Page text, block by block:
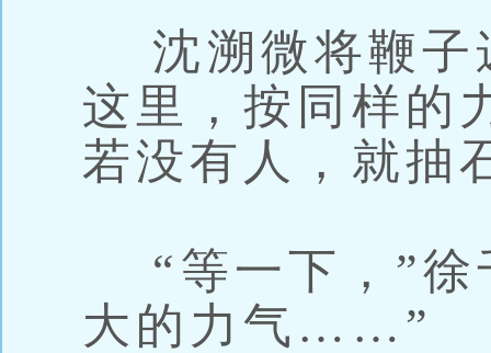
沈溯微将鞭子
这里，按同样的
若没有人，就抽
“等一下，”徐
大的力气……”